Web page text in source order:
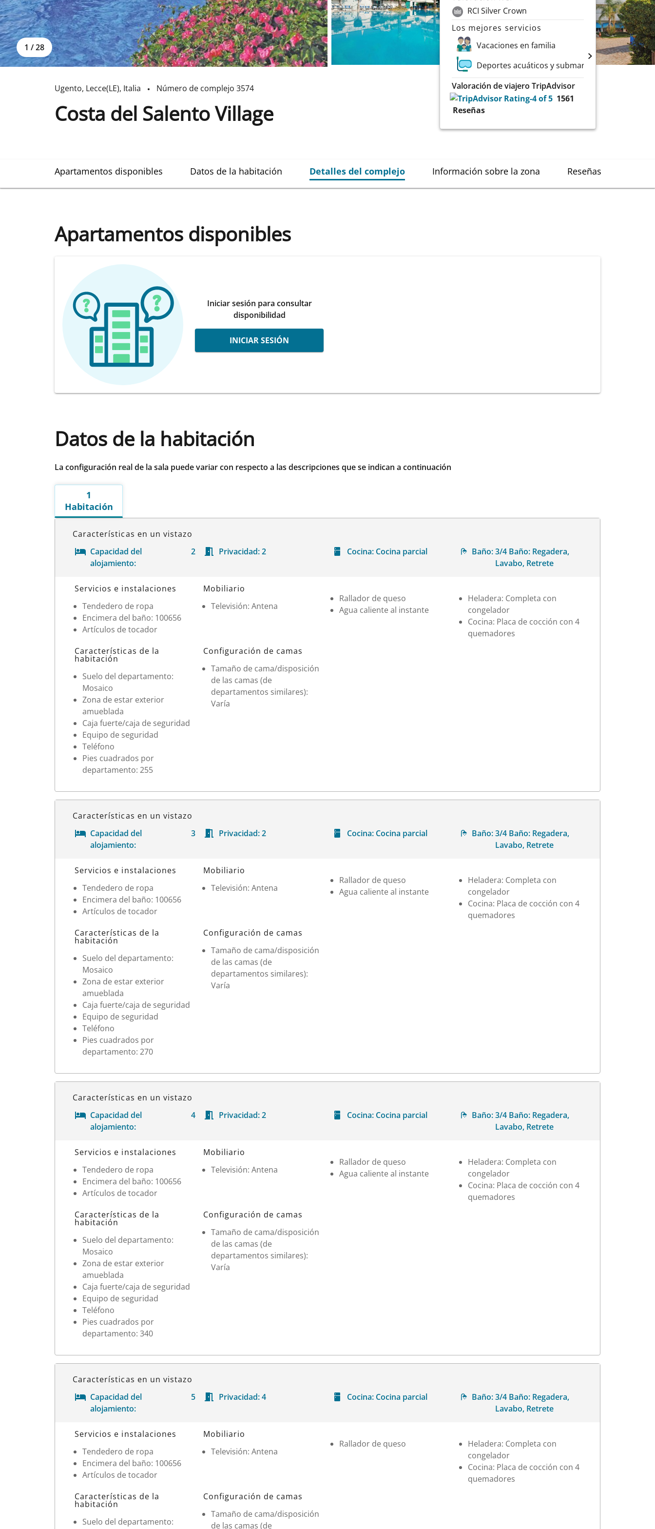
1 / 28
Ugento, Lecce(LE), Italia Número de complejo 3574
Costa del Salento Village
RCI Silver Crown
Los mejores servicios
Vacaciones en familia
Deportes acuáticos y submarinismo
Valoración de viajero TripAdvisor
1561
Reseñas
Apartamentos disponibles Datos de la habitación Detalles del complejo Información sobre la zona Reseñas
Apartamentos disponibles
Iniciar sesión para consultar
disponibilidad
INICIAR SESIÓN
Datos de la habitación
La configuración real de la sala puede variar con respecto a las descripciones que se indican a continuación
1
Habitación
Características en un vistazo
Capacidad del
alojamiento:
2 Privacidad: 2 Cocina: Cocina parcial Baño:3/4 Baño: Regadera,
Lavabo, Retrete
Datos de la habitación
Servicios e instalaciones
Tendedero de ropa
Encimera del baño: 100656
Artículos de tocador
Mobiliario
Televisión: Antena
Rallador de queso
Agua caliente al instante
Heladera: Completa con
congelador
Cocina: Placa de cocción con 4
quemadores
Características de la
habitación
Suelo del departamento:
Mosaico
Zona de estar exterior
amueblada
Caja fuerte/caja de seguridad
Equipo de seguridad
Teléfono
Pies cuadrados por
departamento: 255
Configuración de camas
Tamaño de cama/disposición
de las camas (de
departamentos similares):
Varía
Características en un vistazo
Capacidad del
alojamiento:
3 Privacidad: 2 Cocina: Cocina parcial Baño:3/4 Baño: Regadera,
Lavabo, Retrete
Datos de la habitación
Servicios e instalaciones
Tendedero de ropa
Encimera del baño: 100656
Artículos de tocador
Mobiliario
Televisión: Antena
Rallador de queso
Agua caliente al instante
Heladera: Completa con
congelador
Cocina: Placa de cocción con 4
quemadores
Características de la
habitación
Suelo del departamento:
Mosaico
Zona de estar exterior
amueblada
Caja fuerte/caja de seguridad
Equipo de seguridad
Teléfono
Pies cuadrados por
departamento: 270
Configuración de camas
Tamaño de cama/disposición
de las camas (de
departamentos similares):
Varía
Características en un vistazo
Capacidad del
alojamiento:
4 Privacidad: 2 Cocina: Cocina parcial Baño:3/4 Baño: Regadera,
Lavabo, Retrete
Datos de la habitación
Servicios e instalaciones
Tendedero de ropa
Encimera del baño: 100656
Artículos de tocador
Mobiliario
Televisión: Antena
Rallador de queso
Agua caliente al instante
Heladera: Completa con
congelador
Cocina: Placa de cocción con 4
quemadores
Características de la
habitación
Suelo del departamento:
Mosaico
Zona de estar exterior
amueblada
Caja fuerte/caja de seguridad
Equipo de seguridad
Teléfono
Pies cuadrados por
departamento: 340
Configuración de camas
Tamaño de cama/disposición
de las camas (de
departamentos similares):
Varía
Características en un vistazo
Capacidad del
alojamiento:
5 Privacidad: 4 Cocina: Cocina parcial Baño:3/4 Baño: Regadera,
Lavabo, Retrete
Datos de la habitación
Servicios e instalaciones
Tendedero de ropa
Encimera del baño: 100656
Artículos de tocador
Mobiliario
Televisión: Antena
Rallador de queso
Heladera: Completa con
congelador
Cocina: Placa de cocción con 4
quemadores
Características de la
habitación
Suelo del departamento:
Configuración de camas
Tamaño de cama/disposición
de las camas (de